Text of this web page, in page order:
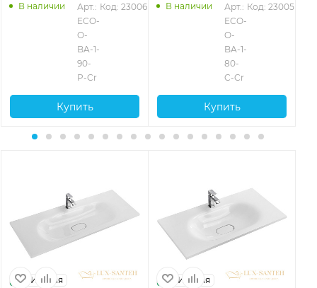
В наличии
Арт.:
ECO-
O-
BA-1-
90-
P-Cr
Код: 23006
Купить
В наличии
Арт.:
ECO-
O-
BA-1-
80-
C-Cr
Код: 23005
Купить
Италия Италия